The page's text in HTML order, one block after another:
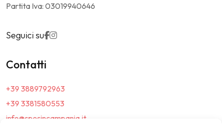
Partita Iva: 03019940646
Seguici su
Contatti
+39 3889792963
+39 3381580553
info@sposincampania.it